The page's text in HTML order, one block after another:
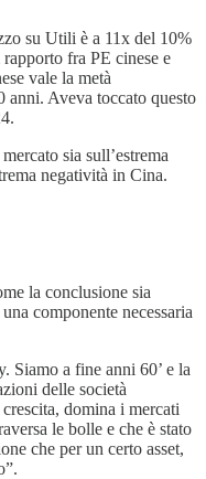
su Utili è a 11x del 10%
fra PE cinese e
vale la metà
Aveva toccato questo
sia sull’estrema
negatività in Cina.
la conclusione sia
componente necessaria
Siamo a fine anni 60’ e la
delle società
domina i mercati
le bolle e che è stato
che per un certo asset,